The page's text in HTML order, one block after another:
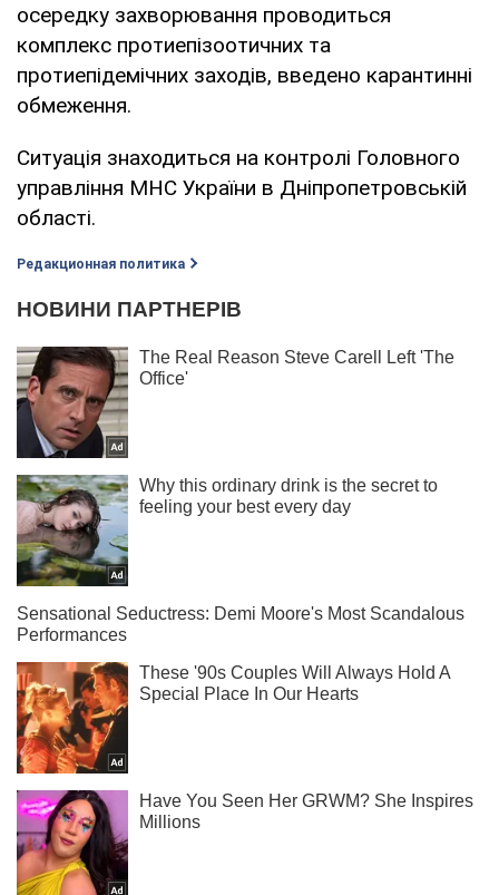
осередку захворювання проводиться
комплекс протиепізоотичних та
протиепідемічних заходів, введено карантинні
обмеження.
Ситуація знаходиться на контролі Головного
управління МНС України в Дніпропетровській
області.
Редакционная политика